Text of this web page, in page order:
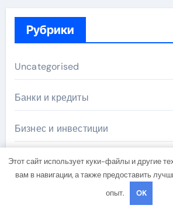
Рубрики
Uncategorised
Банки и кредиты
Бизнес и инвестиции
Криптоиндустрия
Этот сайт использует куки-файлы и другие
вам в навигации, а также предоставить
опыт.
OK